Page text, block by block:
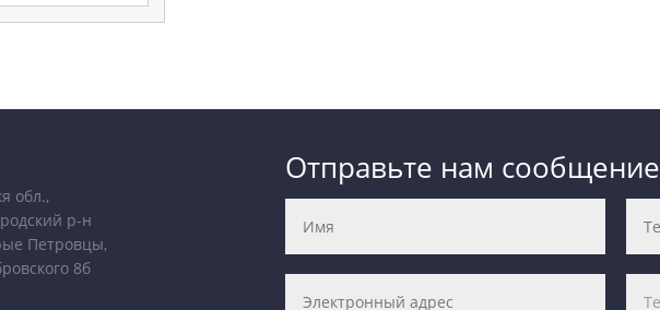
обл.,
р-н
Петровцы,
8б
Отправьте нам сообщение